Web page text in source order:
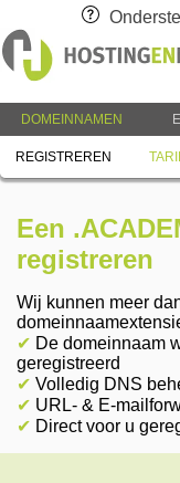
DOMEINNAMEN
REGISTREREN
Een
registreren
Wij kunnen meer
✔ De domeinnaam
geregistreerd
✔ Volledig DNS
✔ URL- & E-
✔ Direct voor u